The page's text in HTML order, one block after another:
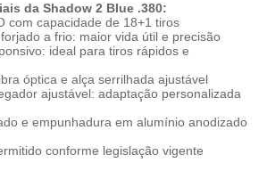
da Shadow 2 Blue .380:
com capacidade de 18+1 tiros
a frio: maior vida útil e precisão
ideal para tiros rápidos e
óptica e alça serrilhada ajustável
ajustável: adaptação personalizada
e empunhadura em alumínio anodizado
conforme legislação vigente